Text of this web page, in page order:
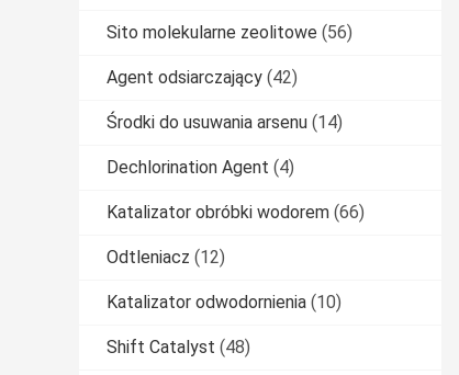
Sito molekularne zeolitowe (56)
Agent odsiarczający (42)
Środki do usuwania arsenu (14)
Dechlorination Agent (4)
Katalizator obróbki wodorem (66)
Odtleniacz (12)
Katalizator odwodornienia (10)
Shift Catalyst (48)